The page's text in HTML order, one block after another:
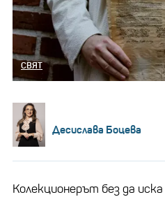
СВЯТ
Десислава Боцева
Колекционерът без да иска